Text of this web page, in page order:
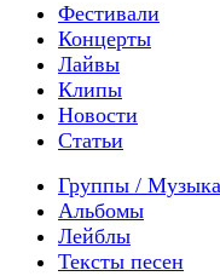
Фестивали
Концерты
Лайвы
Клипы
Новости
Статьи
Группы /
Альбомы
Лейблы
Тексты песен